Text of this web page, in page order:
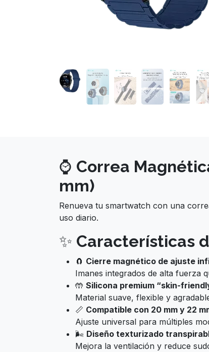
⌚ Correa
mm)
Renueva tu smartwatch con una
uso diario.
✨ Características
🧲 Cierre magnético de ajuste
Imanes integrados de alta fuerza
🤲 Silicona premium “skin-
Material suave, flexible y
📏 Compatible con 20 mm y 22
Ajuste universal para múltiples
🌬️ Diseño texturizado
Mejora la ventilación y reduce